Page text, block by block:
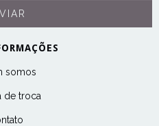
somos
de troca